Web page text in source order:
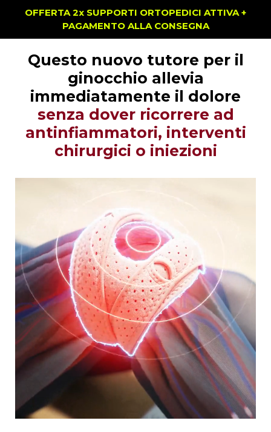
OFFERTA 2x SUPPORTI ORTOPEDICI ATTIVA +
PAGAMENTO ALLA CONSEGNA
Questo nuovo tutore per il
ginocchio allevia
immediatamente il dolore
senza dover ricorrere ad
antinfiammatori, interventi
chirurgici o iniezioni